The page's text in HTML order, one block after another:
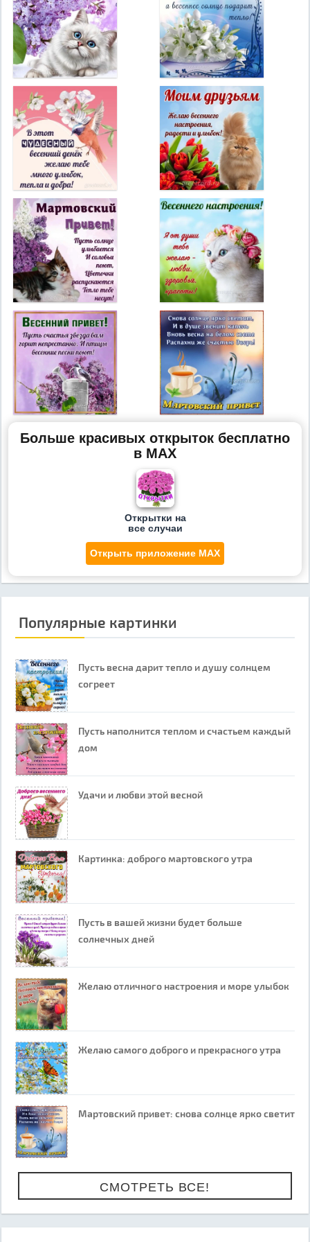
Больше красивых открыток бесплатно
в MAX
Открытки на
все случаи
Открыть приложение MAX
Популярные картинки
Пусть весна дарит тепло и душу солнцем
согреет
Пусть наполнится теплом и счастьем каждый
дом
Удачи и любви этой весной
Картинка: доброго мартовского утра
Пусть в вашей жизни будет больше
солнечных дней
Желаю отличного настроения и море улыбок
Желаю самого доброго и прекрасного утра
Мартовский привет: снова солнце ярко светит
СМОТРЕТЬ ВСЕ!